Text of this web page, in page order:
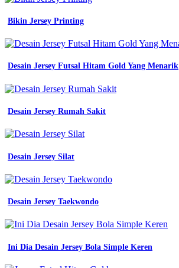
Bikin Jersey Printing
Desain Jersey Futsal Hitam Gold Yang Menarik
Desain Jersey Rumah Sakit
Desain Jersey Silat
Desain Jersey Taekwondo
Ini Dia Desain Jersey Bola Simple Keren